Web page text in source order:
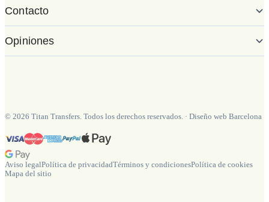
Contacto
Opiniones
© 2026 Titan Transfers. Todos los derechos reservados. · Diseño web Barcelona
Aviso legalPolítica de privacidadTérminos y condicionesPolítica de cookies
Mapa del sitio